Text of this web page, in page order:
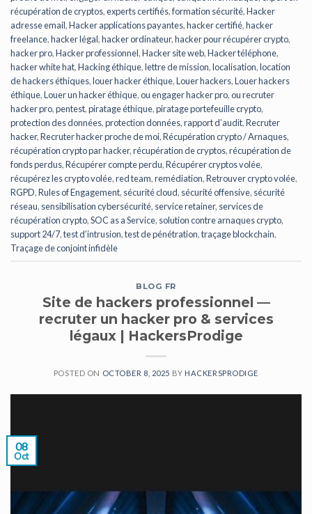
récupération de cryptos,experts certifiés,formation sécurité,Hacker
adresse email,Hacker applications payantes,hacker certifié,hacker
freelance,hacker légal,hacker ordinateur,hacker pour récupérer crypto,
hacker pro,Hacker professionnel,Hacker site web,Hacker téléphone,
hacker white hat,Hacking éthique,lettre de mission,localisation,location
de hackers éthiques,louer hacker éthique,Louer hackers,Louer hackers
éthique,Louer un hacker éthique,ou engager hacker pro,ou recruter
hacker pro,pentest,piratage éthique,piratage portefeuille crypto,
protection des données,protection données,rapport d’audit,Recruter
hacker,Recruter hacker proche de moi,Récupération crypto / Arnaques,
récupération crypto par hacker,récupération de cryptos,récupération de
fonds perdus,Récupérer compte perdu,Récupérer cryptos volée,
récupérez les crypto volée,red team,remédiation,Retrouver crypto volée,
RGPD,Rules of Engagement, sécurité cloud, sécurité offensive, sécurité
réseau, sensibilisation cybersécurité, service retainer, services de
récupération crypto,SOC as a Service, solution contre arnaques crypto,
support 24/7,test d’intrusion,test de pénétration,traçage blockchain,
Traçage de conjoint infidèle
BLOG FR
Site de hackers professionnel —
recruter un hacker pro & services
légaux | HackersProdige
POSTED ON OCTOBER 8, 2025 BY HACKERSPRODIGE
08
Oct